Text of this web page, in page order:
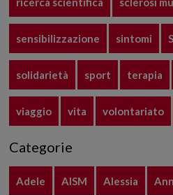
sensibilizzazione sintomi
solidarietà sport terapia
viaggio vita volontariato
Categorie
Adele AISM Alessia